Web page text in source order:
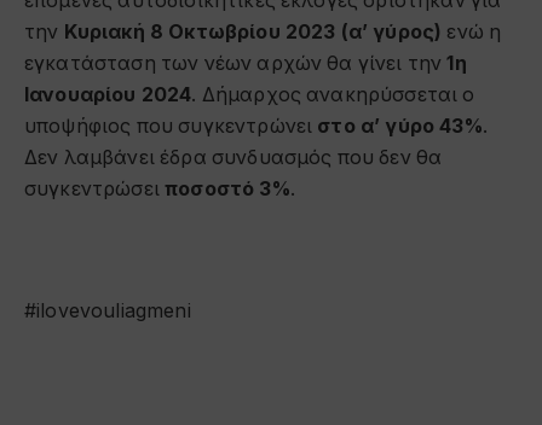
την Κυριακή 8 Οκτωβρίου 2023 (α’ γύρος) ενώ η
εγκατάσταση των νέων αρχών θα γίνει την1η
Ιανουαρίου 2024. Δήμαρχος ανακηρύσσεται ο
υποψήφιος που συγκεντρώνει στο α’ γύρο 43%.
Δεν λαμβάνει έδρα συνδυασμός που δεν θα
συγκεντρώσειποσοστό 3%.
#ilovevouliagmeni